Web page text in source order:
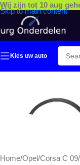
Skip to main content
Wij zijn tot 10 aug
Kies uw auto
Home/Opel/Corsa C